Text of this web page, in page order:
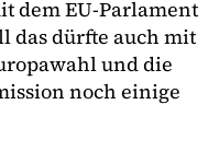
dem EU-Parlament
das dürfte auch mit
und die
noch einige